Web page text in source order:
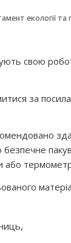
екології
свою
за
або